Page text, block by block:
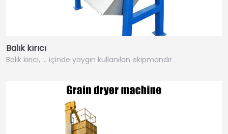
Balık kırıcı
Balık kırıcı, ... içinde yaygın kullanılan ekipmandır